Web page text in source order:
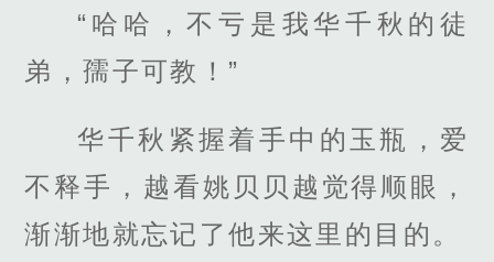
“哈哈，不亏是我华千秋的徒
弟，孺子可教！”
华千秋紧握着手中的玉瓶，爱
不释手，越看姚贝贝越觉得顺眼，
渐渐地就忘记了他来这里的目的。